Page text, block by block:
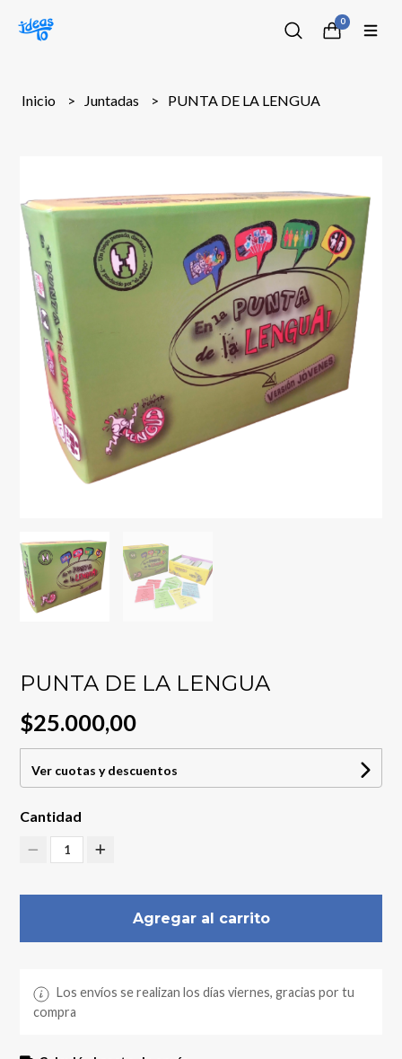
0
Inicio Juntadas PUNTA DE LA LENGUA
PUNTA DE LA LENGUA
$25.000,00
Ver cuotas y descuentos
Cantidad
1
Agregar al carrito
Los envíos se realizan los días viernes, gracias por tu
compra